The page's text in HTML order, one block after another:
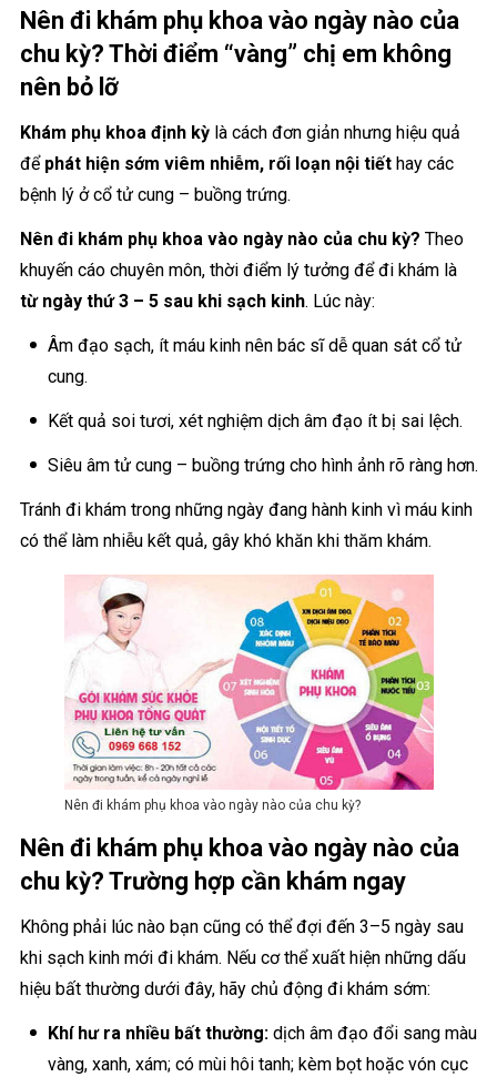
Nên đi khám phụ khoa vào ngày nào của
chu kỳ? Thời điểm “vàng” chị em không
nên bỏ lỡ
Khám phụ khoa định kỳlà cách đơn giản nhưng hiệu quả
để phát hiện sớm viêm nhiễm, rối loạn nội tiếthay các
bệnh lý ở cổ tử cung – buồng trứng.
Nên đi khám phụ khoa vào ngày nào của chu kỳ? Theo
khuyến cáo chuyên môn, thời điểm lý tưởng để đi khám là
từ ngày thứ 3 – 5 sau khi sạch kinh. Lúc này:
Âm đạo sạch, ít máu kinh nên bác sĩ dễ quan sát cổ tử
cung.
Kết quả soi tươi, xét nghiệm dịch âm đạo ít bị sai lệch.
Siêu âm tử cung – buồng trứng cho hình ảnh rõ ràng hơn.
Tránh đi khám trong những ngày đang hành kinh vì máu kinh
có thể làm nhiễu kết quả, gây khó khăn khi thăm khám.
Nên đi khám phụ khoa vào ngày nào của chu kỳ?
Nên đi khám phụ khoa vào ngày nào của
chu kỳ? Trường hợp cần khám ngay
Không phải lúc nào bạn cũng có thể đợi đến 3–5 ngày sau
khi sạch kinh mới đi khám. Nếu cơ thể xuất hiện những dấu
hiệu bất thường dưới đây, hãy chủ động đi khám sớm:
Khí hư ra nhiều bất thường:dịch âm đạo đổi sang màu
vàng, xanh, xám; có mùi hôi tanh; kèm bọt hoặc vón cục